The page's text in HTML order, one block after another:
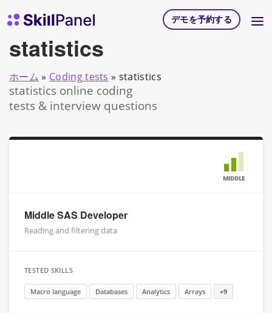
スキルパネル ホームページ
デモを予約する
statistics
ホーム » Coding tests » statistics
statistics online coding
tests & interview questions
MIDDLE
Middle SAS Developer
Reading and filtering data
TESTED SKILLS
Macro language Databases Analytics Arrays +9